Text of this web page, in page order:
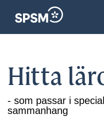
Hitta
- som passar i
sammanhang